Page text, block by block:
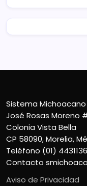
Sistema
José Rosas Moreno
Colonia Vista Bella
CP 58090, Morelia,
Teléfono (01)
Contacto
Aviso de Privacidad